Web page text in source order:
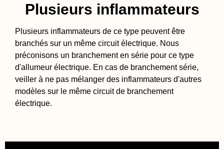
Plusieurs inflammateurs
Plusieurs inflammateurs de ce type peuvent être
branchés sur un même circuit électrique. Nous
préconisons un branchement en série pour ce type
d'allumeur électrique. En cas de branchement série,
veiller à ne pas mélanger des inflammateurs d'autres
modèles sur le même circuit de branchement
électrique.